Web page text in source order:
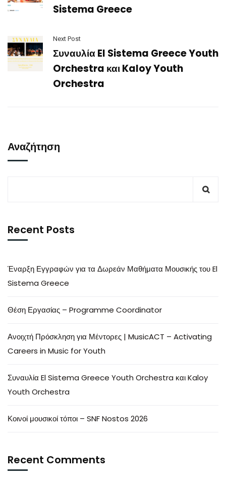
Sistema Greece
Next Post
Συναυλία El Sistema Greece Youth
Orchestra και Kaloy Youth
Orchestra
Αναζήτηση
Recent Posts
Έναρξη Εγγραφών για τα Δωρεάν Μαθήματα Μουσικής του El
Sistema Greece
Θέση Εργασίας – Programme Coordinator
Ανοιχτή Πρόσκληση για Μέντορες | MusicACT – Activating
Careers in Music for Youth
Συναυλία El Sistema Greece Youth Orchestra και Kaloy
Youth Orchestra
Κοινοί μουσικοί τόποι – SNF Nostos 2026
Recent Comments